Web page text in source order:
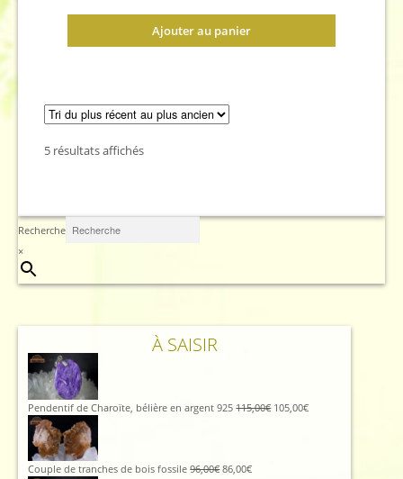
Ajouter au panier
5 résultats affichésTrié
au
Recherche
×
À SAISIR
Pendentif de Charoïte, bélière en argent 925 115,00€ Le
105,00€Le
Couple de tranches de bois fossile 96,00€Le
86,00€Le